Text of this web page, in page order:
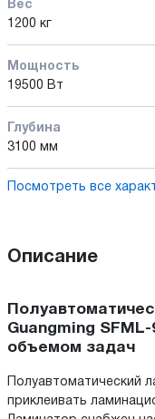
Вес
1200 кг
Мощность
19500 Вт
Глубина
3100 мм
Посмотреть все
Описание
Guangming
объемом задач
Полуавтоматический
приклеивать